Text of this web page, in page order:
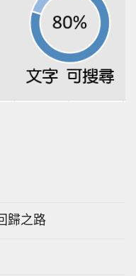
歸之路